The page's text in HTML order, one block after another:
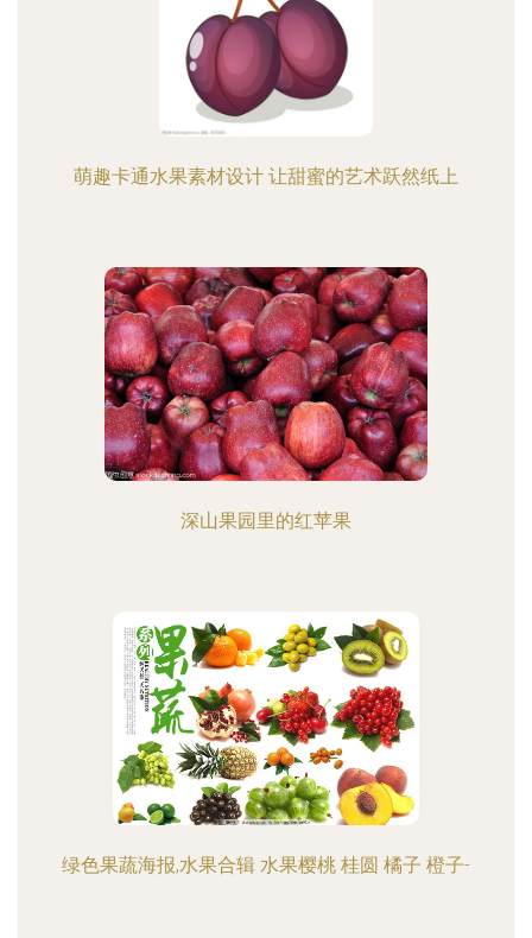
萌趣卡通水果素材设计 让甜蜜的艺术跃然纸上
深山果园里的红苹果
绿色果蔬海报,水果合辑 水果樱桃 桂圆 橘子 橙子-